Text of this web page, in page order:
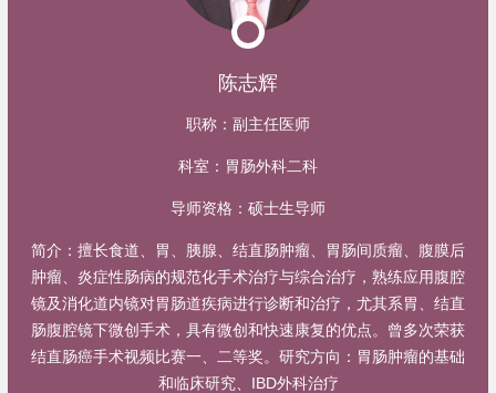
陈志辉
职称： 副主任医师
科室： 胃肠外科二科
导师资格： 硕士生导师
简介： 擅长食道、胃、胰腺、结直肠肿瘤、胃肠间质瘤、腹膜后
肿瘤、炎症性肠病的规范化手术治疗与综合治疗，熟练应用腹腔
镜及消化道内镜对胃肠道疾病进行诊断和治疗，尤其系胃、结直
肠腹腔镜下微创手术，具有微创和快速康复的优点。曾多次荣获
结直肠癌手术视频比赛一、二等奖。研究方向：胃肠肿瘤的基础
和临床研究、IBD外科治疗